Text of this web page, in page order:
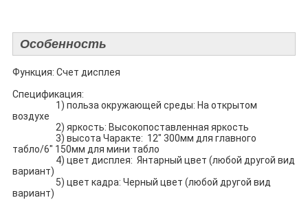
Особенность
Функция: Счет дисплея
Спецификация:
1) польза окружающей среды: На открытом
воздухе
2) яркость: Высокопоставленная яркость
3) высота Чаракте: 12" 300мм для главного
табло/6" 150мм для мини табло
4) цвет дисплея: Янтарный цвет (любой другой вид
вариант)
5) цвет кадра: Черный цвет (любой другой вид
вариант)